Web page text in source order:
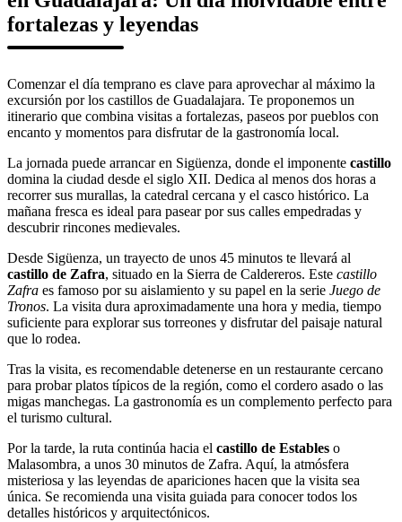
fortalezas y leyendas
Comenzar el día temprano es clave para aprovechar al máximo la
excursión por los castillos de Guadalajara. Te proponemos un
itinerario que combina visitas a fortalezas, paseos por pueblos con
encanto y momentos para disfrutar de la gastronomía local.
La jornada puede arrancar en Sigüenza, donde el imponente castillo
domina la ciudad desde el siglo XII. Dedica al menos dos horas a
recorrer sus murallas, la catedral cercana y el casco histórico. La
mañana fresca es ideal para pasear por sus calles empedradas y
descubrir rincones medievales.
Desde Sigüenza, un trayecto de unos 45 minutos te llevará al
castillo de Zafra, situado en la Sierra de Caldereros. Este castillo
Zafra es famoso por su aislamiento y su papel en la serie Juego de
Tronos. La visita dura aproximadamente una hora y media, tiempo
suficiente para explorar sus torreones y disfrutar del paisaje natural
que lo rodea.
Tras la visita, es recomendable detenerse en un restaurante cercano
para probar platos típicos de la región, como el cordero asado o las
migas manchegas. La gastronomía es un complemento perfecto para
el turismo cultural.
Por la tarde, la ruta continúa hacia el castillo de Estables o
Malasombra, a unos 30 minutos de Zafra. Aquí, la atmósfera
misteriosa y las leyendas de apariciones hacen que la visita sea
única. Se recomienda una visita guiada para conocer todos los
detalles históricos y arquitectónicos.